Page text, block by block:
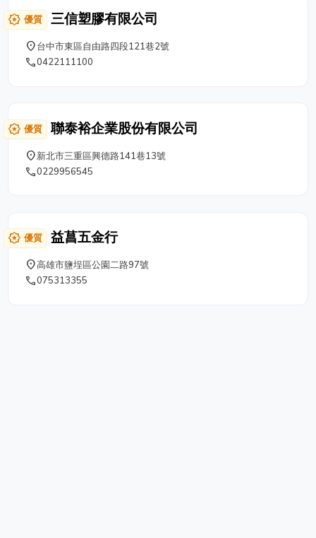
award_star 優質 三信塑膠有限公司
place台中市東區自由路四段121巷2號
phone0422111100
award_star 優質 聯泰裕企業股份有限公司
place新北市三重區興德路141巷13號
phone0229956545
award_star 優質 益菖五金行
place高雄市鹽埕區公園二路97號
phone075313355